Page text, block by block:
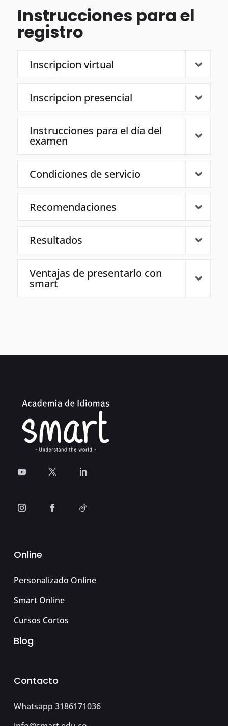
Instrucciones para el
registro
Inscripcion virtual
Inscripcion presencial
Instrucciones para el día del
examen
Condiciones de servicio
Recomendaciones
Resultados
Ventajas de presentarlo con
smart
Online
Personalizado Online
Smart Online
Cursos Cortos
Blog
Contacto
Whatsapp 3186171036